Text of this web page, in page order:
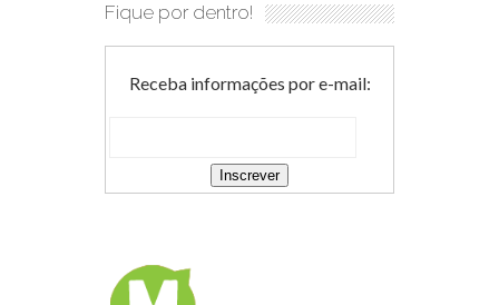
Fique por dentro!
Receba informações por e-mail: